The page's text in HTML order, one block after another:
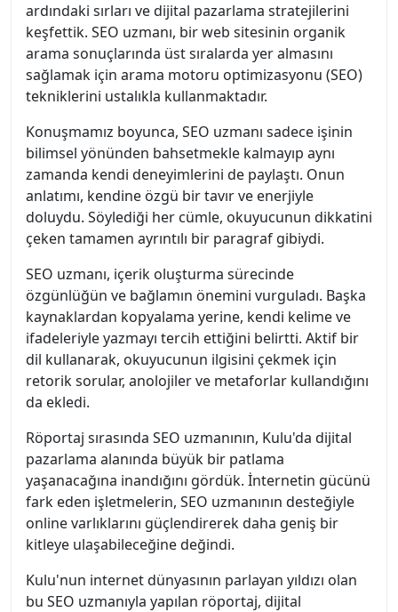
ardındaki sırları ve dijital pazarlama stratejilerini
keşfettik. SEO uzmanı, bir web sitesinin organik
arama sonuçlarında üst sıralarda yer almasını
sağlamak için arama motoru optimizasyonu (SEO)
tekniklerini ustalıkla kullanmaktadır.
Konuşmamız boyunca, SEO uzmanı sadece işinin
bilimsel yönünden bahsetmekle kalmayıp aynı
zamanda kendi deneyimlerini de paylaştı. Onun
anlatımı, kendine özgü bir tavır ve enerjiyle
doluydu. Söylediği her cümle, okuyucunun dikkatini
çeken tamamen ayrıntılı bir paragraf gibiydi.
SEO uzmanı, içerik oluşturma sürecinde
özgünlüğün ve bağlamın önemini vurguladı. Başka
kaynaklardan kopyalama yerine, kendi kelime ve
ifadeleriyle yazmayı tercih ettiğini belirtti. Aktif bir
dil kullanarak, okuyucunun ilgisini çekmek için
retorik sorular, anolojiler ve metaforlar kullandığını
da ekledi.
Röportaj sırasında SEO uzmanının, Kulu'da dijital
pazarlama alanında büyük bir patlama
yaşanacağına inandığını gördük. İnternetin gücünü
fark eden işletmelerin, SEO uzmanının desteğiyle
online varlıklarını güçlendirerek daha geniş bir
kitleye ulaşabileceğine değindi.
Kulu'nun internet dünyasının parlayan yıldızı olan
bu SEO uzmanıyla yapılan röportaj, dijital